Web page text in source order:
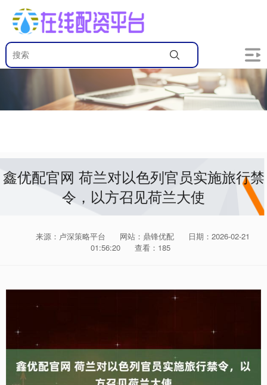
鑫优配官网 荷兰对以色列官员实施旅行禁
令，以方召见荷兰大使
来源：卢深策略平台 网站：鼎锋优配
日期：2026-02-21
01:56:20
查看：185